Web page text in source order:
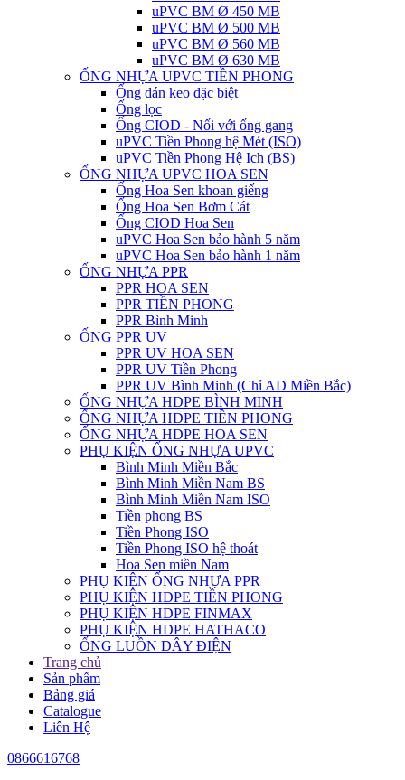
uPVC BM Ø 450 MB
uPVC BM Ø 500 MB
uPVC BM Ø 560 MB
uPVC BM Ø 630 MB
ỐNG NHỰA UPVC TIỀN PHONG
Ống dán keo đặc biệt
Ống lọc
Ống CIOD - Nối với ống gang
uPVC Tiền Phong hệ Mét (ISO)
uPVC Tiền Phong Hệ Ich (BS)
ỐNG NHỰA UPVC HOA SEN
Ống Hoa Sen khoan giếng
Ống Hoa Sen Bơm Cát
Ống CIOD Hoa Sen
uPVC Hoa Sen bảo hành 5 năm
uPVC Hoa Sen bảo hành 1 năm
ỐNG NHỰA PPR
PPR HOA SEN
PPR TIỀN PHONG
PPR Bình Minh
ỐNG PPR UV
PPR UV HOA SEN
PPR UV Tiền Phong
PPR UV Bình Minh (Chỉ AD Miền Bắc)
ỐNG NHỰA HDPE BÌNH MINH
ỐNG NHỰA HDPE TIỀN PHONG
ỐNG NHỰA HDPE HOA SEN
PHỤ KIỆN ỐNG NHỰA UPVC
Bình Minh Miền Bắc
Bình Minh Miền Nam BS
Bình Minh Miền Nam ISO
Tiền phong BS
Tiền Phong ISO
Tiền Phong ISO hệ thoát
Hoa Sen miền Nam
PHỤ KIỆN ỐNG NHỰA PPR
PHỤ KIỆN HDPE TIỀN PHONG
PHỤ KIỆN HDPE FINMAX
PHỤ KIỆN HDPE HATHACO
ỐNG LUỒN DÂY ĐIỆN
Trang chủ
Sản phẩm
Bảng giá
Catalogue
Liên Hệ
0866616768